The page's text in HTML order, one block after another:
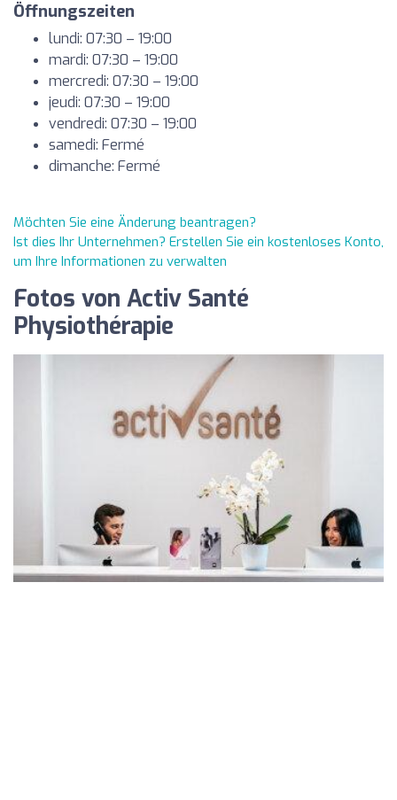
Öffnungszeiten
lundi: 07:30 – 19:00
mardi: 07:30 – 19:00
mercredi: 07:30 – 19:00
jeudi: 07:30 – 19:00
vendredi: 07:30 – 19:00
samedi: Fermé
dimanche: Fermé
Möchten Sie eine Änderung beantragen?
Ist dies Ihr Unternehmen? Erstellen Sie ein kostenloses Konto,
um Ihre Informationen zu verwalten
Fotos von Activ Santé
Physiothérapie